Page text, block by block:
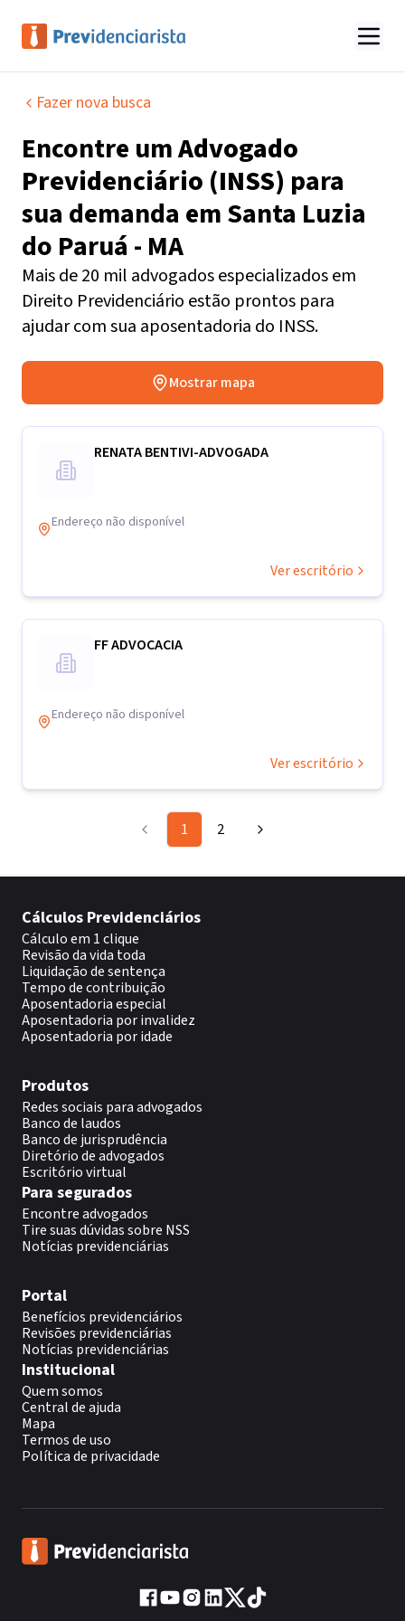
Fazer nova busca
Encontre umAdvogado
Previdenciário (INSS) para
sua demanda emSanta Luzia
do Paruá - MA
Mais de 20 mil advogados especializados em
Direito Previdenciário estão prontos para
ajudar com sua aposentadoria do INSS.
Mostrar mapa
RENATA BENTIVI-ADVOGADA
Endereço não disponível
Ver escritório
FF ADVOCACIA
Endereço não disponível
Ver escritório
1 2
Cálculos Previdenciários
Cálculo em 1 clique
Revisão da vida toda
Liquidação de sentença
Tempo de contribuição
Aposentadoria especial
Aposentadoria por invalidez
Aposentadoria por idade
Produtos
Redes sociais para advogados
Banco de laudos
Banco de jurisprudência
Diretório de advogados
Escritório virtual
Para segurados
Encontre advogados
Tire suas dúvidas sobre NSS
Notícias previdenciárias
Portal
Benefícios previdenciários
Revisões previdenciárias
Notícias previdenciárias
Institucional
Quem somos
Central de ajuda
Mapa
Termos de uso
Política de privacidade